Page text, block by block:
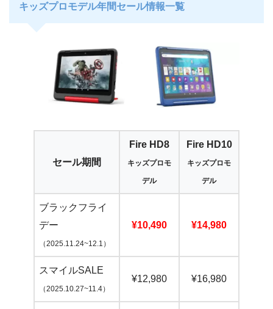
キッズプロモデル年間セール情報一覧
セール期間
Fire HD8
キッズプロモ
デル
Fire HD10
キッズプロモ
デル
ブラックフライ
デー
（2025.11.24~12.1）
¥10,490 ¥14,980
スマイルSALE
（2025.10.27~11.4）
¥12,980 ¥16,980